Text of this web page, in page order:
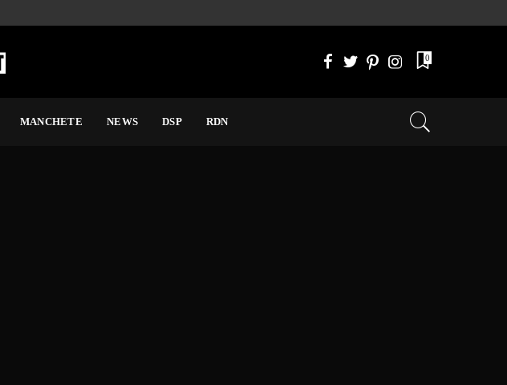
0
MANCHETE NEWS DSP RDN